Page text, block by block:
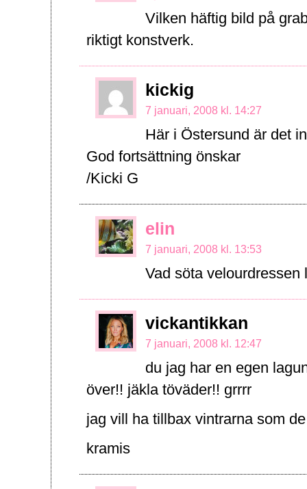
Vilken häftig bild på
riktigt konstverk.
kickig
7 januari, 2008 kl. 14:27
Här i Östersund är det
God fortsättning önskar
/Kicki G
elin
7 januari, 2008 kl. 13:53
Vad söta
vickantikkan
7 januari, 2008 kl. 12:47
du jag har en egen
över!! jäkla töväder!! grrrr
jag vill ha tillbax vintrarna som
kramis